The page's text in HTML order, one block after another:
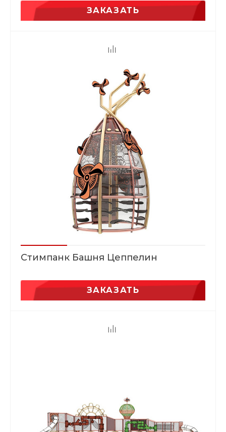
ЗАКАЗАТЬ
Стимпанк Башня Цеппелин
ЗАКАЗАТЬ